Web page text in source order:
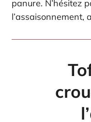
panure. N’hésitez
l’assaisonnement,